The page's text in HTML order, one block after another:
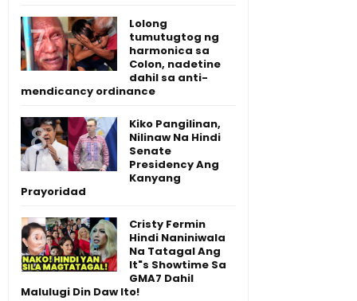
Lolong
tumutugtog ng
harmonica sa
Colon, nadetine
dahil sa anti-
mendicancy ordinance
Kiko Pangilinan,
Nilinaw Na Hindi
Senate
Presidency Ang
Kanyang
Prayoridad
Cristy Fermin
Hindi Naniniwala
Na Tatagal Ang
It"s Showtime Sa
GMA7 Dahil
Malulugi Din Daw Ito!